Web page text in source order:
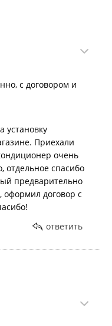
с договором и
установку
Приехали
очень
отдельное спасибо
предварительно
договор с
ответить